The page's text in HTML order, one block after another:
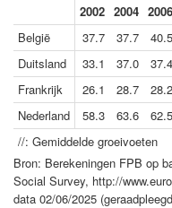
2002 2004 2006
België
37.7 37.7 40.5
Duitsland
33.1 37.0 37.4
Frankrijk
26.1 28.7 28.2
Nederland
58.3 63.6 62.5
//: Gemiddelde groeivoeten
Bron: Berekeningen FPB op
Social Survey, http://
data 02/06/2025